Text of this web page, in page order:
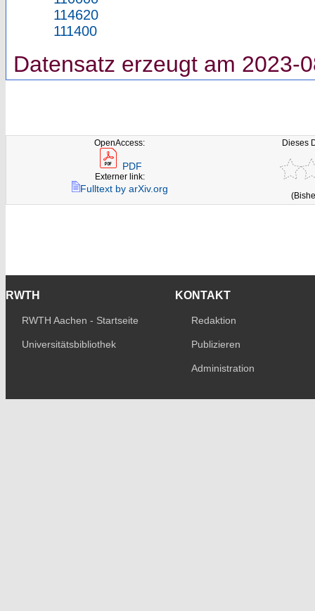
114620
111400
Datensatz erzeugt am 2023-
OpenAccess:
PDF
Externer link:
Fulltext by arXiv.org
Dieses
RWTH
RWTH Aachen - Startseite
Universitätsbibliothek
KONTAKT
Redaktion
Publizieren
Administration